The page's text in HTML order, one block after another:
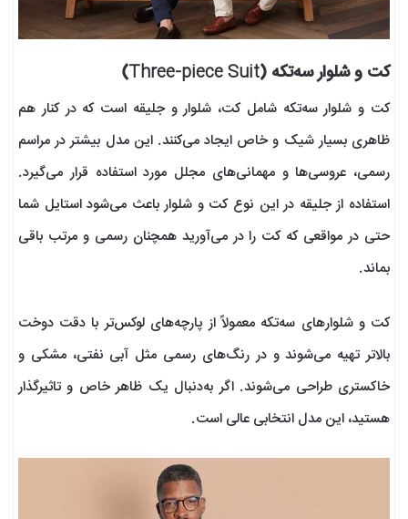
کت و شلوار سه‌تکه (Three-piece Suit)
کت و شلوار سه‌تکه شامل کت، شلوار و جلیقه است که در کنار هم
ظاهری بسیار شیک و خاص ایجاد می‌کنند. این مدل بیشتر در مراسم
رسمی، عروسی‌ها و مهمانی‌های مجلل مورد استفاده قرار می‌گیرد.
استفاده از جلیقه در این نوع کت و شلوار باعث می‌شود استایل شما
حتی در مواقعی که کت را در می‌آورید همچنان رسمی و مرتب باقی
بماند.
کت و شلوارهای سه‌تکه معمولاً از پارچه‌های لوکس‌تر با دقت دوخت
بالاتر تهیه می‌شوند و در رنگ‌های رسمی مثل آبی نفتی، مشکی و
خاکستری طراحی می‌شوند. اگر به‌دنبال یک ظاهر خاص و تاثیرگذار
هستید، این مدل انتخابی عالی است.